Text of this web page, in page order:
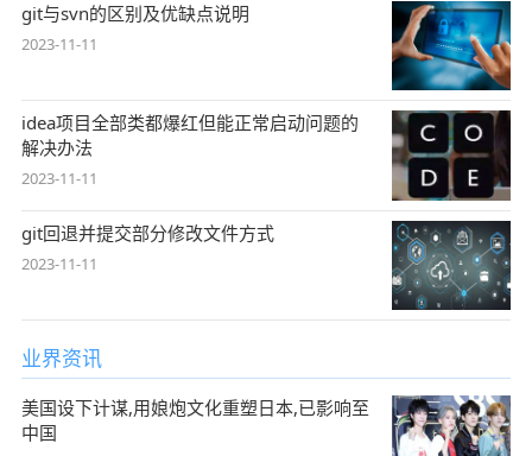
git与svn的区别及优缺点说明
2023-11-11
idea项目全部类都爆红但能正常启动问题的
解决办法
2023-11-11
git回退并提交部分修改文件方式
2023-11-11
业界资讯
美国设下计谋,用娘炮文化重塑日本,已影响至
中国